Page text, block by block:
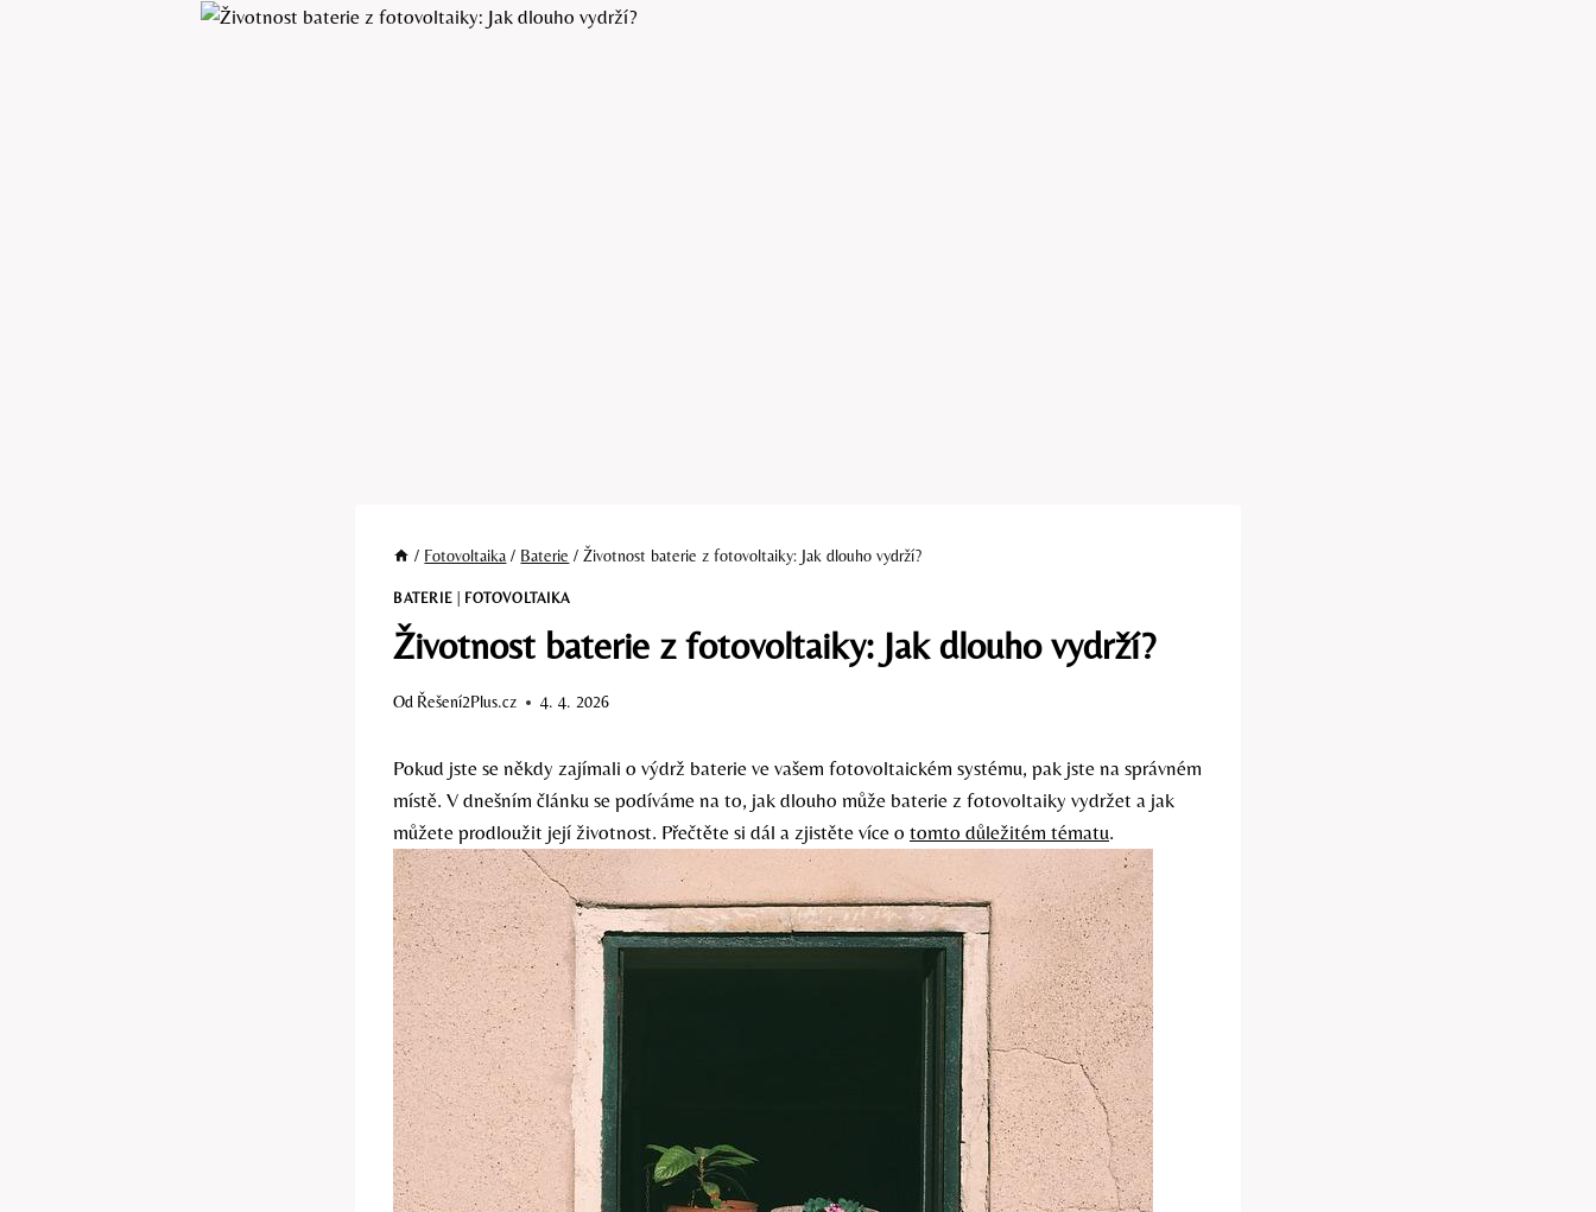
/ Fotovoltaika / Baterie / Životnost baterie z fotovoltaiky: Jak dlouho vydrží?
BATERIE FOTOVOLTAIKA
Životnost baterie z fotovoltaiky: Jak dlouho vydrží?
Od Řešení2Plus.cz 4. 4. 2026
Pokud jste se někdy zajímali o výdrž baterie ve vašem fotovoltaickém systému, pak jste na správném
místě. V dnešním článku se podíváme na to, jak dlouho může baterie z fotovoltaiky vydržet a jak
můžete prodloužit její životnost. Přečtěte si dál a zjistěte více o tomto důležitém tématu.